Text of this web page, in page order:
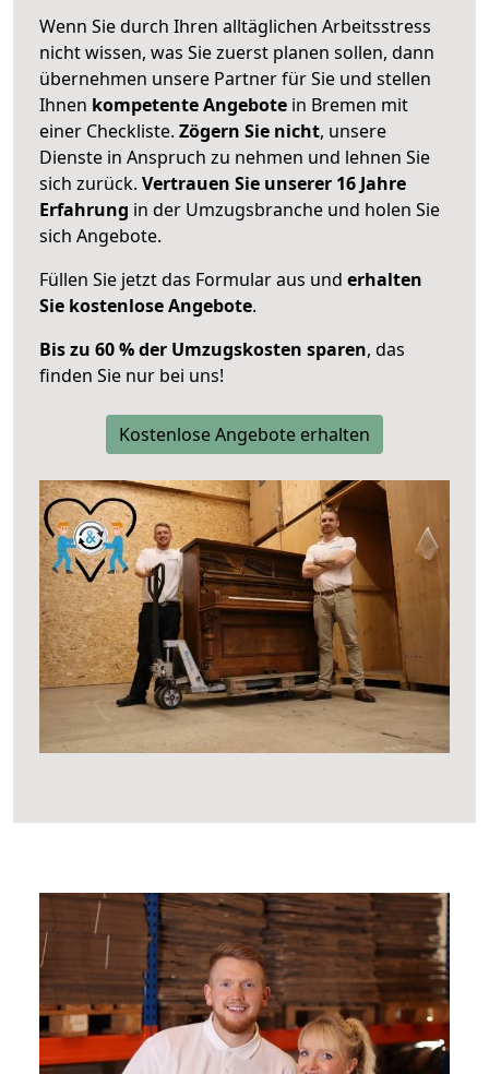
Wenn Sie durch Ihren alltäglichen Arbeitsstress
nicht wissen, was Sie zuerst planen sollen, dann
übernehmen unsere Partner für Sie und stellen
Ihnen kompetente Angebote in Bremen mit
einer Checkliste. Zögern Sie nicht, unsere
Dienste in Anspruch zu nehmen und lehnen Sie
sich zurück. Vertrauen Sie unserer 16 Jahre
Erfahrung in der Umzugsbranche und holen Sie
sich Angebote.
Füllen Sie jetzt das Formular aus und erhalten
Sie kostenlose Angebote.
Bis zu 60 % der Umzugskosten sparen, das
finden Sie nur bei uns!
Kostenlose Angebote erhalten